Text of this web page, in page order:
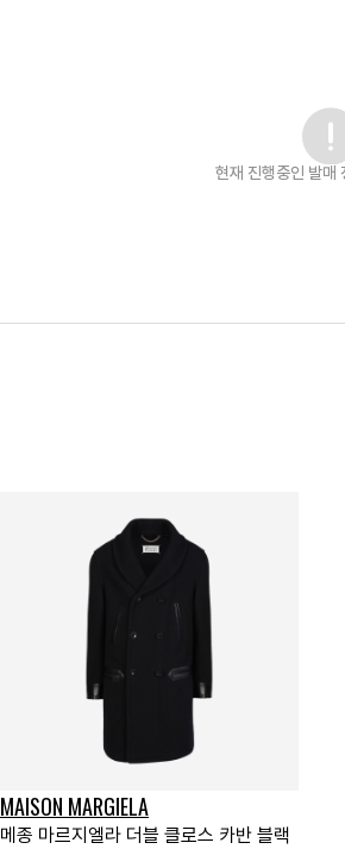
현재 진행중인 발매
MAISON MARGIELA
메종 마르지엘라 더블 클로스 카반 블랙